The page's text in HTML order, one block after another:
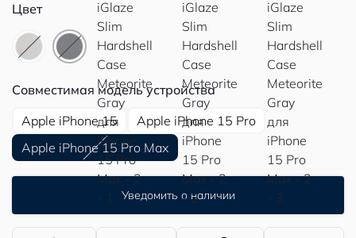
Цвет
Совместимая модель устройства
Apple iPhone 15
Apple iPhone 15 Pro
Apple iPhone 15 Pro Max
Уведомить о наличии